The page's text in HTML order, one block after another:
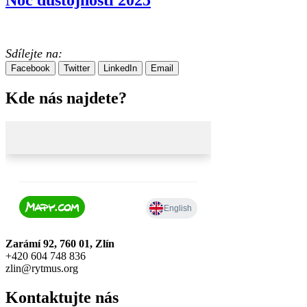
Sdílejte na:
Facebook Twitter LinkedIn Email
Kde nás najdete?
Zarámí 92, 760 01, Zlín
+420 604 748 836
zlin@rytmus.org
Kontaktujte nás